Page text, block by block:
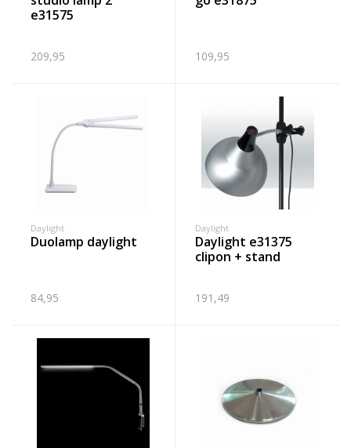
e31575
209,95 109,95
Daylight
duolamp daylight
84,95
Daylight
daylight e31375
clipon + stand
191,49